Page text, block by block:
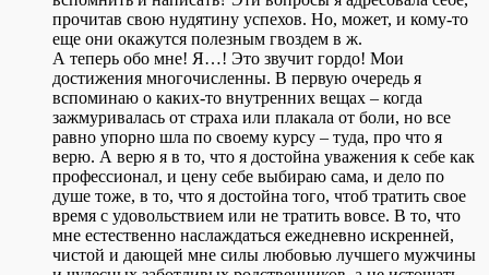
прочитав свою нудятину успехов. Но, может, и кому-то
еще они окажутся полезным гвоздем в ж.
А теперь обо мне! Я…! Это звучит гордо! Мои
достижения многочисленны. В первую очередь я
вспоминаю о каких-то внутренних вещах – когда
зажмуривалась от страха или плакала от боли, но все
равно упорно шла по своему курсу – туда, про что я
верю. А верю я в то, что я достойна уважения к себе как
профессионал, и цену себе выбираю сама, и дело по
душе тоже, в то, что я достойна того, чтоб тратить свое
время с удовольствием или не тратить вовсе. В то, что
мне естественно наслаждаться ежедневно искренней,
чистой и дающей мне силы любовью лучшего мужчины